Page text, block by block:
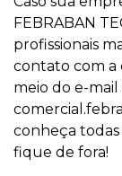
FEBRABAN
profissionais
contato com a
meio do e-mail
conheça todas
fique de fora!